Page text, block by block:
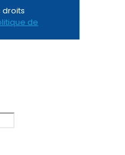
droits
de